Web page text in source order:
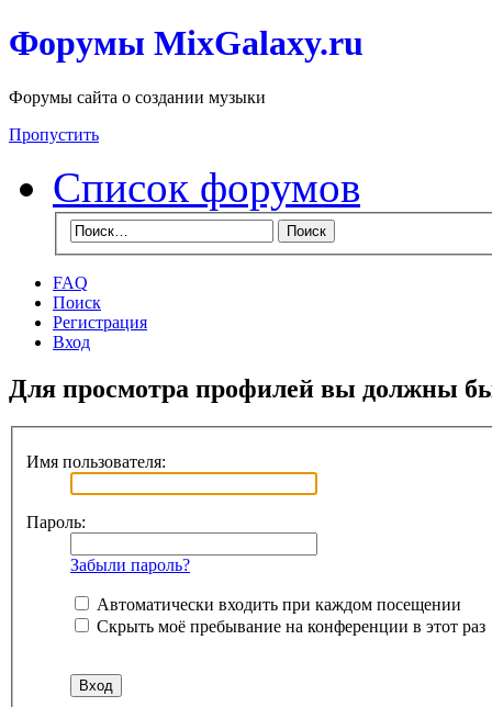
Форумы MixGalaxy.ru
Форумы сайта о создании музыки
Пропустить
Список форумов
FAQ
Поиск
Регистрация
Вход
Для просмотра профилей вы должны
Имя пользователя:
Пароль:
Забыли пароль?
Автоматически входить при каждом посещении
Скрыть моё пребывание на конференции в этот раз